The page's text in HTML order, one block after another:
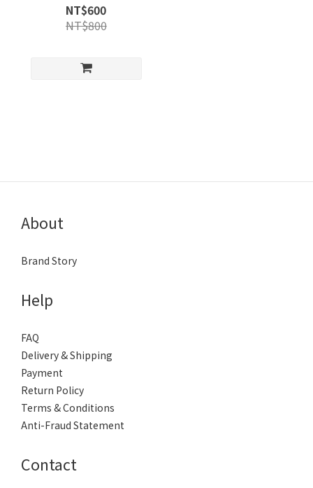
NT$600
NT$800
About
Brand Story
Help
FAQ
Delivery & Shipping
Payment
Return Policy
Terms & Conditions
Anti-Fraud Statement
Contact